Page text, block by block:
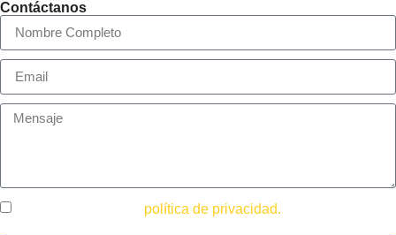
Contáctanos
política de privacidad.